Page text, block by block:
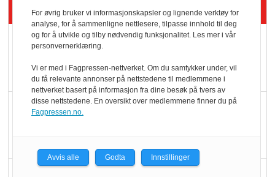
Siste artikler - Økologisk
Kolonihagens norske
yoghurt: Trues av
melkemangel
Marit Kolby vant
hederspris
For øvrig bruker vi informasjonskapsler og lignende verktøy for
analyse, for å sammenligne nettlesere, tilpasse innhold til deg
og for å utvikle og tilby nødvendig funksjonalitet. Les mer i vår
personvernerklæring.
Vi er med i Fagpressen-nettverket. Om du samtykker under, vil
du få relevante annonser på nettstedene til medlemmene i
nettverket basert på informasjon fra dine besøk på tvers av
disse nettstedene. En oversikt over medlemmene finner du på
Fagpressen.no.
Avvis alle Godta Innstillinger